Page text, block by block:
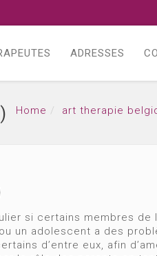
ADRESSES
Home art therapie
si certains membres
un adolescent a des
d’entre eux, afin